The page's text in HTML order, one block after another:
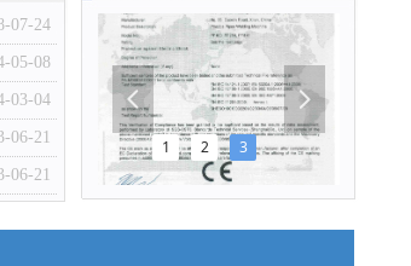
07-24
05-08
03-04
06-21
06-21
1 2 3
넳 넲